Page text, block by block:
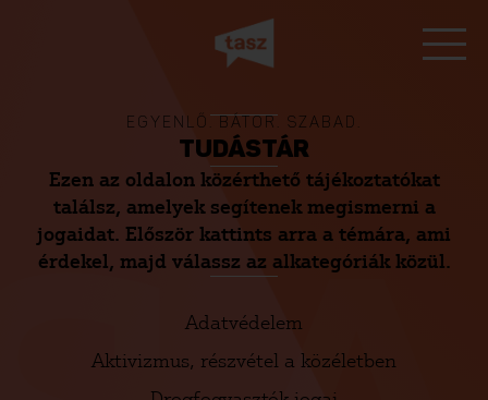
EGYENLŐ. BÁTOR. SZABAD.
TUDÁSTÁR
Ezen az oldalon közérthető tájékoztatókat
találsz, amelyek segítenek megismerni a
jogaidat. Először kattints arra a témára, ami
érdekel, majd válassz az alkategóriák közül.
Adatvédelem
Aktivizmus, részvétel a közéletben